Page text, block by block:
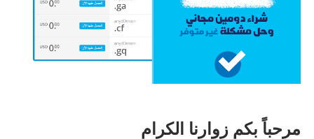
مرحباً بكم زوارنا الكرام